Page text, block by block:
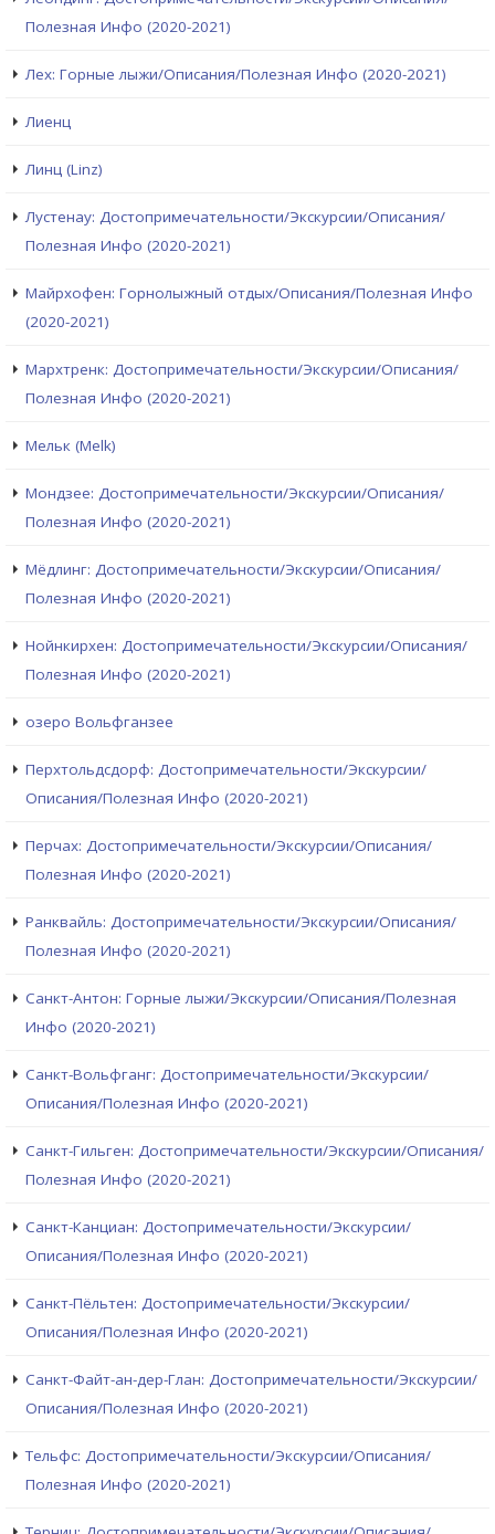
Полезная Инфо (2020-2021)
Лех: Горные лыжи/Описания/Полезная Инфо (2020-2021)
Лиенц
Линц (Linz)
Лустенау: Достопримечательности/Экскурсии/Описания/
Полезная Инфо (2020-2021)
Майрхофен: Горнолыжный отдых/Описания/Полезная Инфо
(2020-2021)
Мархтренк: Достопримечательности/Экскурсии/Описания/
Полезная Инфо (2020-2021)
Мельк (Melk)
Мондзее: Достопримечательности/Экскурсии/Описания/
Полезная Инфо (2020-2021)
Мёдлинг: Достопримечательности/Экскурсии/Описания/
Полезная Инфо (2020-2021)
Нойнкирхен: Достопримечательности/Экскурсии/Описания/
Полезная Инфо (2020-2021)
озеро Вольфганзее
Перхтольдсдорф: Достопримечательности/Экскурсии/
Описания/Полезная Инфо (2020-2021)
Перчах: Достопримечательности/Экскурсии/Описания/
Полезная Инфо (2020-2021)
Ранквайль: Достопримечательности/Экскурсии/Описания/
Полезная Инфо (2020-2021)
Санкт-Антон: Горные лыжи/Экскурсии/Описания/Полезная
Инфо (2020-2021)
Санкт-Вольфганг: Достопримечательности/Экскурсии/
Описания/Полезная Инфо (2020-2021)
Санкт-Гильген: Достопримечательности/Экскурсии/Описания/
Полезная Инфо (2020-2021)
Санкт-Канциан: Достопримечательности/Экскурсии/
Описания/Полезная Инфо (2020-2021)
Санкт-Пёльтен: Достопримечательности/Экскурсии/
Описания/Полезная Инфо (2020-2021)
Санкт-Файт-ан-дер-Глан: Достопримечательности/Экскурсии/
Описания/Полезная Инфо (2020-2021)
Тельфс: Достопримечательности/Экскурсии/Описания/
Полезная Инфо (2020-2021)